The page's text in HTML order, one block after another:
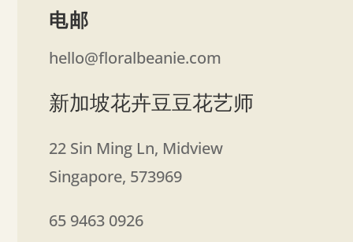
电邮
hello@floralbeanie.com
新加坡花卉豆豆花艺师
22 Sin Ming Ln, Midview
Singapore, 573969
65 9463 0926